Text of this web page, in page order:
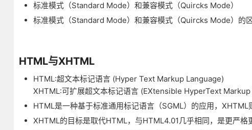
标准模式（Standard Mode）和兼容模式（Quircks Mode）
标准模式（Standard Mode）和兼容模式（Quircks Mode）的
HTML与XHTML
HTML:超文本标记语言 (Hyper Text Markup Language)
XHTML:可扩展超文本标记语言 (EXtensible HyperText Markup
HTML是一种基于标准通用标记语言（SGML）的应用，XHTML
XHTML的目标是取代HTML，与HTML4.01几乎相同，是更严格